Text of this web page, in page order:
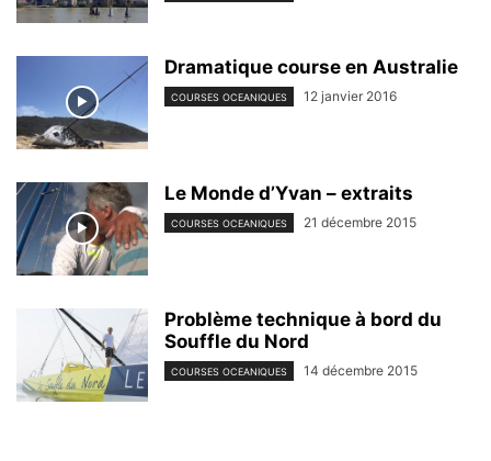
Dramatique course en Australie
COURSES OCEANIQUES 12 janvier 2016
Le Monde d’Yvan – extraits
COURSES OCEANIQUES 21 décembre 2015
Problème technique à bord du
Souffle du Nord
COURSES OCEANIQUES 14 décembre 2015